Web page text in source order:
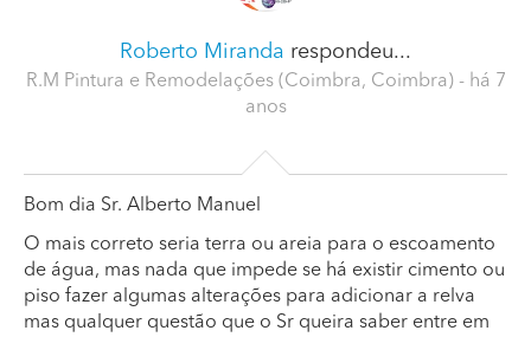
Roberto Miranda respondeu...
R.M Pintura e Remodelações (Coimbra, Coimbra) - há 7
anos
Bom dia Sr. Alberto Manuel
O mais correto seria terra ou areia para o escoamento
de água, mas nada que impede se há existir cimento ou
piso fazer algumas alterações para adicionar a relva
mas qualquer questão que o Sr queira saber entre em